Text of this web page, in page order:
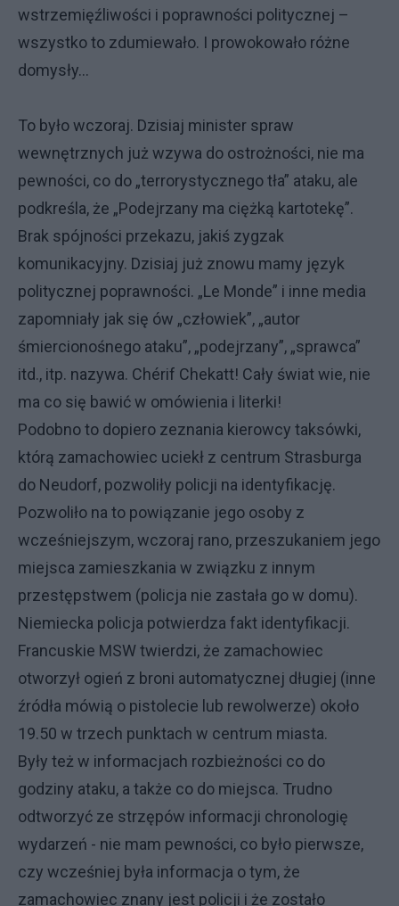
wstrzemięźliwości i poprawności politycznej –
wszystko to zdumiewało. I prowokowało różne
domysły…
To było wczoraj. Dzisiaj minister spraw
wewnętrznych już wzywa do ostrożności, nie ma
pewności, co do „terrorystycznego tła” ataku, ale
podkreśla, że „Podejrzany ma ciężką kartotekę”.
Brak spójności przekazu, jakiś zygzak
komunikacyjny. Dzisiaj już znowu mamy język
politycznej poprawności. „Le Monde” i inne media
zapomniały jak się ów „człowiek”, „autor
śmiercionośnego ataku”, „podejrzany”, „sprawca”
itd., itp. nazywa. Chérif Chekatt! Cały świat wie, nie
ma co się bawić w omówienia i literki!
Podobno to dopiero zeznania kierowcy taksówki,
którą zamachowiec uciekł z centrum Strasburga
do Neudorf, pozwoliły policji na identyfikację.
Pozwoliło na to powiązanie jego osoby z
wcześniejszym, wczoraj rano, przeszukaniem jego
miejsca zamieszkania w związku z innym
przestępstwem (policja nie zastała go w domu).
Niemiecka policja potwierdza fakt identyfikacji.
Francuskie MSW twierdzi, że zamachowiec
otworzył ogień z broni automatycznej długiej (inne
źródła mówią o pistolecie lub rewolwerze) około
19.50 w trzech punktach w centrum miasta.
Były też w informacjach rozbieżności co do
godziny ataku, a także co do miejsca. Trudno
odtworzyć ze strzępów informacji chronologię
wydarzeń - nie mam pewności, co było pierwsze,
czy wcześniej była informacja o tym, że
zamachowiec znany jest policji i że zostało